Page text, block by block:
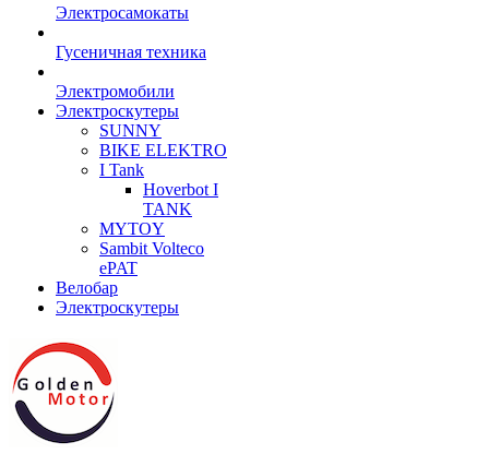
Электросамокаты
Гусеничная техника
Электромобили
Электроскутеры
SUNNY
BIKE ELEKTRO
I Tank
Hoverbot I
TANK
MYTOY
Sambit Volteco
ePAT
Велобар
Электроскутеры